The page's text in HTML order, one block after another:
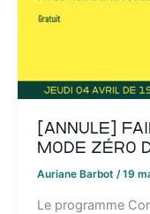
[ANNULE]
mode zéro
Auriane Barbot /19
Le programme